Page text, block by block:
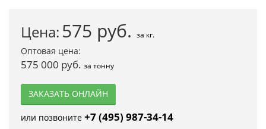
Цена: 575 руб. за кг.
Оптовая цена:
575 000 руб. за тонну
ЗАКАЗАТЬ ОНЛАЙН
или позвоните +7 (495) 987-34-14